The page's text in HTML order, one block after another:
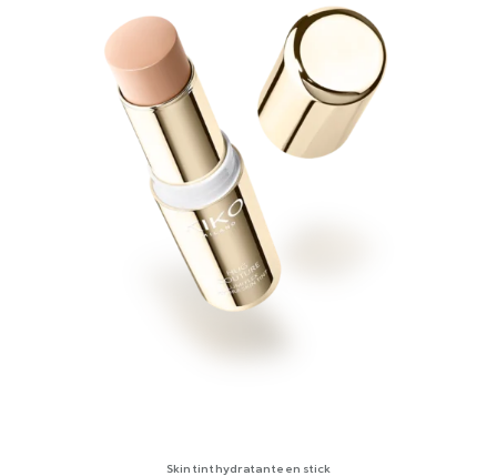
Skin tint hydratante en stick